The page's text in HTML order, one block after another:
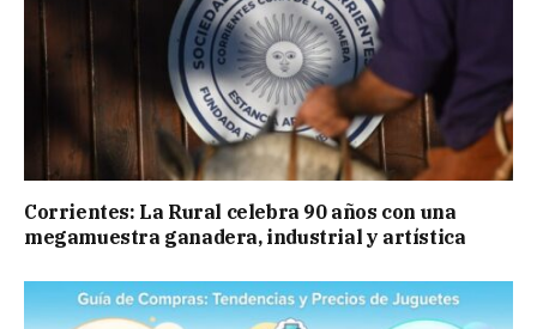
Corrientes: La Rural celebra 90 años con una
megamuestra ganadera, industrial y artística